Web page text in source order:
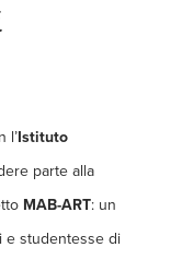
l’Istituto
parte alla
MAB-ART: un
e studentesse di